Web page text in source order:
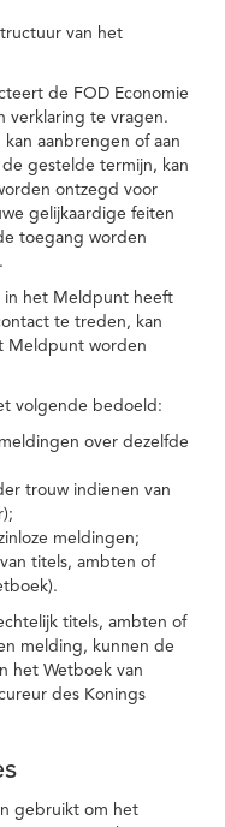
van het
de FOD Economie
verklaring te vragen.
aanbrengen of aan
gestelde termijn, kan
ontzegd voor
gelijkaardige feiten
toegang worden
in het Meldpunt heeft
te treden, kan
Meldpunt worden
volgende bedoeld:
over dezelfde
trouw indienen van
meldingen;
titels, ambten of
titels, ambten of
melding, kunnen de
het Wetboek van
des Konings
gebruikt om het